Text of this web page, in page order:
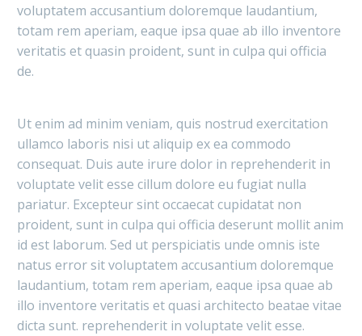
voluptatem accusantium doloremque laudantium,
totam rem aperiam, eaque ipsa quae ab illo inventore
veritatis et quasin proident, sunt in culpa qui officia
de.
Ut enim ad minim veniam, quis nostrud exercitation
ullamco laboris nisi ut aliquip ex ea commodo
consequat. Duis aute irure dolor in reprehenderit in
voluptate velit esse cillum dolore eu fugiat nulla
pariatur. Excepteur sint occaecat cupidatat non
proident, sunt in culpa qui officia deserunt mollit anim
id est laborum. Sed ut perspiciatis unde omnis iste
natus error sit voluptatem accusantium doloremque
laudantium, totam rem aperiam, eaque ipsa quae ab
illo inventore veritatis et quasi architecto beatae vitae
dicta sunt. reprehenderit in voluptate velit esse.